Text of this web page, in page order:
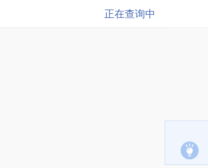
正在查询中